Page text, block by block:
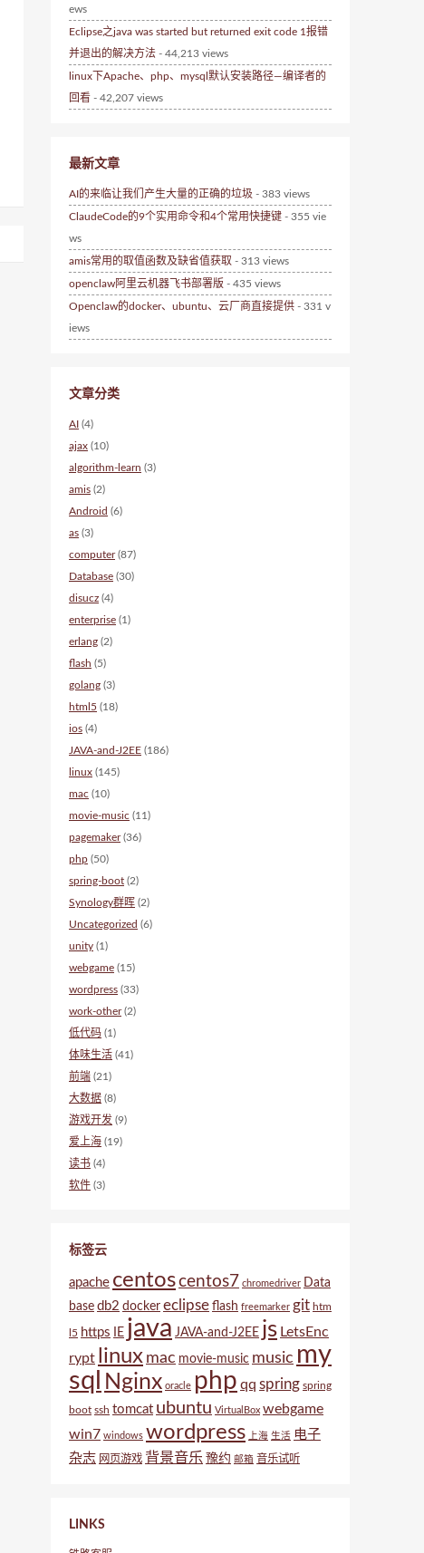
ews
Eclipse之java was started but returned exit code 1报错
并退出的解决方法 - 44,213 views
linux下Apache、php、mysql默认安装路径—编译者的
回看 - 42,207 views
最新文章
AI的来临让我们产生大量的正确的垃圾 - 383 views
ClaudeCode的9个实用命令和4个常用快捷键 - 355 vie
ws
amis常用的取值函数及缺省值获取 - 313 views
openclaw阿里云机器飞书部署版 - 435 views
Openclaw的docker、ubuntu、云厂商直接提供 - 331 v
iews
文章分类
AI (4)
ajax (10)
algorithm-learn (3)
amis (2)
Android (6)
as (3)
computer(87)
Database (30)
disucz (4)
enterprise (1)
erlang (2)
flash (5)
golang (3)
html5 (18)
ios (4)
JAVA-and-J2EE (186)
linux (145)
mac (10)
movie-music (11)
pagemaker(36)
php (50)
spring-boot (2)
Synology群晖 (2)
Uncategorized (6)
unity (1)
webgame (15)
wordpress (33)
work-other(2)
低代码 (1)
体味生活 (41)
前端 (21)
大数据 (8)
游戏开发 (9)
爱上海 (19)
读书 (4)
软件 (3)
标签云
apache centoscentos7 chromedriver Data
base db2 docker eclipse flash freemarker git htm
l5 https IE java JAVA-and-J2EE js LetsEnc
rypt
linux mac movie-music music my
sql Nginx oracle php qq spring spring
boot ssh tomcat ubuntu VirtualBox webgame
win7 windows wordpress 上海 生活 电子
杂志 网页游戏 背景音乐 豫约 邮箱 音乐试听
LINKS